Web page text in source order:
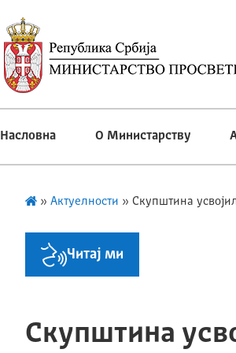
Насловна О Министарству
» Актуелности » Скупштина
Читај ми
Скупштина